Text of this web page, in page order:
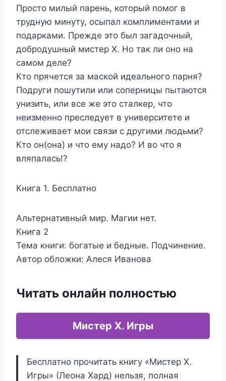
Просто милый парень, который помог в
трудную минуту, осыпал комплиментами и
подарками. Прежде это был загадочный,
добродушный мистер Х. Но так ли оно на
самом деле?
Кто прячется за маской идеального парня?
Подруги пошутили или соперницы пытаются
унизить, или все же это сталкер, что
неизменно преследует в университете и
отслеживает мои связи с другими людьми?
Кто он(она) и что ему надо? И во что я
вляпалась!?
Книга 1. Бесплатно
Альтернативный мир. Магии нет.
Книга 2
Тема книги: богатые и бедные. Подчинение.
Автор обложки: Алеся Иванова
Читать онлайн полностью
Мистер Х. Игры
Бесплатно прочитать книгу «Мистер Х.
Игры» (Леона Хард) нельзя, полная